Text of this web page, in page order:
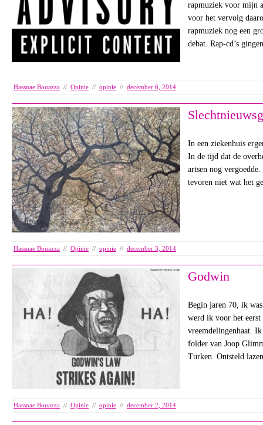
rapmuziek voor mijn
voor het vervolg
rapmuziek nog een
debat. Rap-cd’s
Hassnae Bouazza // Opinie // opinie // december 6, 2014
In een ziekenhuis
In de tijd dat de
artsen nog
tevoren niet wat het
Hassnae Bouazza // Opinie // opinie // december 3, 2014
Godwin
Begin jaren 70, ik
werd ik voor het eerst
vreemdelingenhaat.
folder van Joop
Turken. Ontsteld
Hassnae Bouazza // Opinie // opinie // december 2, 2014